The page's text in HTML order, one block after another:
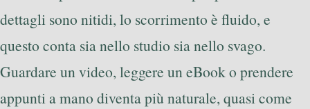
dettagli sono nitidi, lo scorrimento è fluido, e
questo conta sia nello studio sia nello svago.
Guardare un video, leggere un eBook o prendere
appunti a mano diventa più naturale, quasi come